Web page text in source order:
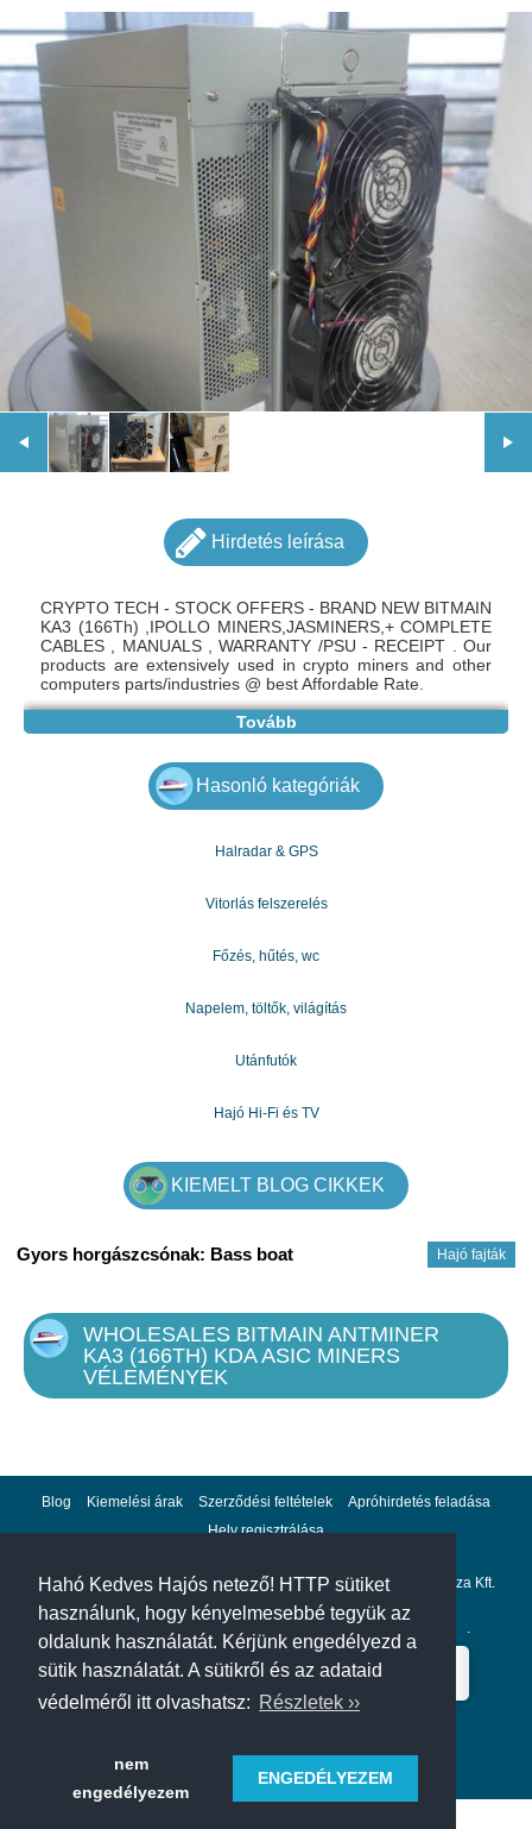
Hahó Kedves Hajós netező! HTTP sütiket
használunk, hogy kényelmesebbé tegyük az
oldalunk használatát. Kérjünk engedélyezd a
sütik használatát. A sütikről és az adataid
védelméről itt olvashatsz: Részletek ››
nem
engedélyezem
ENGEDÉLYEZEM
Hirdetés leírása
CRYPTO TECH - STOCK OFFERS - BRAND NEW BITMAIN
KA3 (166Th) ,IPOLLO MINERS,JASMINERS,+ COMPLETE
CABLES , MANUALS , WARRANTY /PSU - RECEIPT . Our
products are extensively used in crypto miners and other
computers parts/industries @ best Affordable Rate.
PROFITABLE MINERS.
Model Antminer KA3 (166Th) from Bitmain mining Kadena
INQUIRY : Whats App: +1 915 444 4371
Antminer KA3 (166Th)
Weight
16100g
4
Power
3154W
Tovább
Hasonló kategóriák
Halradar & GPS
Vitorlás felszerelés
Főzés, hűtés, wc
Napelem, töltők, világítás
Utánfutók
Hajó Hi-Fi és TV
KIEMELT BLOG CIKKEK
Hajó fajták
Gyors horgászcsónak: Bass boat
WHOLESALES BITMAIN ANTMINER
KA3 (166TH) KDA ASIC MINERS
VÉLEMÉNYEK
Blog Kiemelési árak Szerződési feltételek
Apróhirdetés feladása
Hely regisztrálása
Adatvédelem Impresszum A hahohajo.hu kiadója a GlobalPlaza Kft.
A hahohajo.hu online bankkártyás fizetési partnere az .